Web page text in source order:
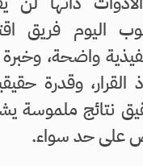
اليوم فريق
واضحة،
القرار، وقدرة
نتائج ملموسة
على حد سواء.